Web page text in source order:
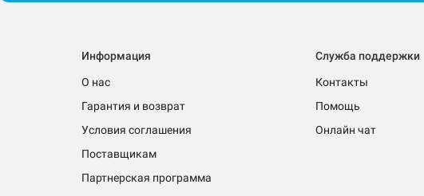
Информация
О нас
Гарантия и возврат
Условия соглашения
Поставщикам
Партнерская программа
Служба поддержки
Контакты
Помощь
Онлайн чат